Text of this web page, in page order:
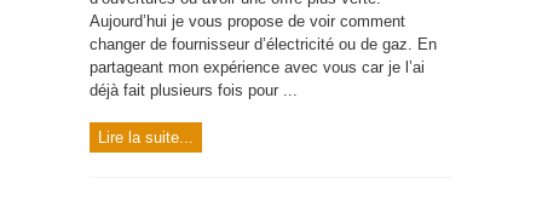
Aujourd’hui je vous propose de voir comment
changer de fournisseur d’électricité ou de gaz. En
partageant mon expérience avec vous car je l’ai
déjà fait plusieurs fois pour ...
Lire la suite...